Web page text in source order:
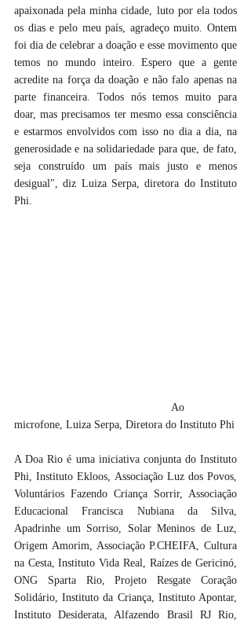
apaixonada pela minha cidade, luto por ela todos
os dias e pelo meu país, agradeço muito. Ontem
foi dia de celebrar a doação e esse movimento que
temos no mundo inteiro. Espero que a gente
acredite na força da doação e não falo apenas na
parte financeira. Todos nós temos muito para
doar, mas precisamos ter mesmo essa consciência
e estarmos envolvidos com isso no dia a dia, na
generosidade e na solidariedade para que, de fato,
seja construído um país mais justo e menos
desigual", diz Luiza Serpa, diretora do Instituto
Phi.
microfone, Luiza Serpa, Diretora do Instituto Phi
A Doa Rio é uma iniciativa conjunta do Instituto
Phi, Instituto Ekloos, Associação Luz dos Povos,
Voluntários Fazendo Criança Sorrir, Associação
Educacional Francisca Nubiana da Silva,
Apadrinhe um Sorriso, Solar Meninos de Luz,
Origem Amorim, Associação P.CHEIFA, Cultura
na Cesta, Instituto Vida Real, Raízes de Gericinó,
ONG Sparta Rio, Projeto Resgate Coração
Solidário, Instituto da Criança, Instituto Apontar,
Instituto Desiderata, Alfazendo Brasil RJ Rio,